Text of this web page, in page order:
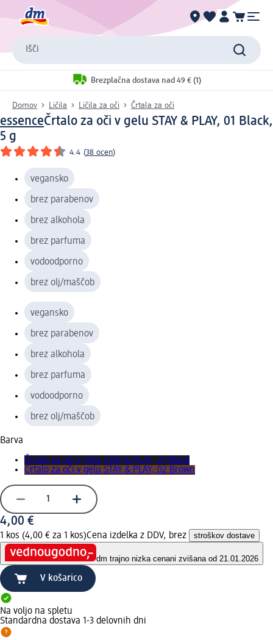
Išči
Brezplačna dostava nad 49 € (1)
Domov Ličila Ličila za oči Črtala za oči
essenceČrtalo za oči v gelu STAY & PLAY, 01 Black,
5 g
4.4 (38 ocen)
vegansko
brez parabenov
brez alkohola
brez parfuma
vodoodporno
brez olj/maščob
vegansko
brez parabenov
brez alkohola
brez parfuma
vodoodporno
brez olj/maščob
Barva
Črtalo za oči v gelu STAY & PLAY, 01 Black
Črtalo za oči v gelu STAY & PLAY, 02 Brown
4,00 €
1 kos (4,00 € za 1 kos)Cena izdelka z DDV, brez stroškov dostave
dm trajno nizka cenani zvišana od 21.01.2026
V košarico
Na voljo na spletu
Standardna dostava 1-3 delovnih dni